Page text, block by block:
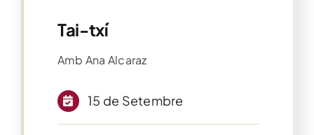
Tai-txí
Amb Ana Alcaraz
15 de Setembre